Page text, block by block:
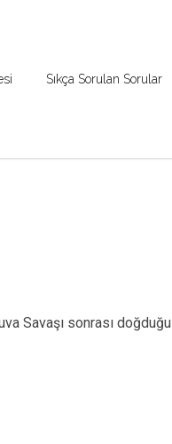
Sıkça Sorulan Sorular
Savaşı sonrası doğduğu